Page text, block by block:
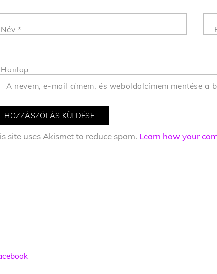
Név *
Honlap
A nevem, e-mail címem, és weboldalcímem mentése a
site uses Akismet to reduce spam. Learn how your